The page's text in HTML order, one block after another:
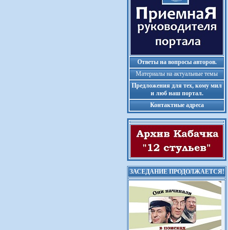
Ответы на вопросы авторов.
Материалы на актуальные темы
Предложения для тех, кому мил
и люб наш портал.
Контактные адреса
ЗАСЕДАНИЕ ПРОДОЛЖАЕТСЯ!